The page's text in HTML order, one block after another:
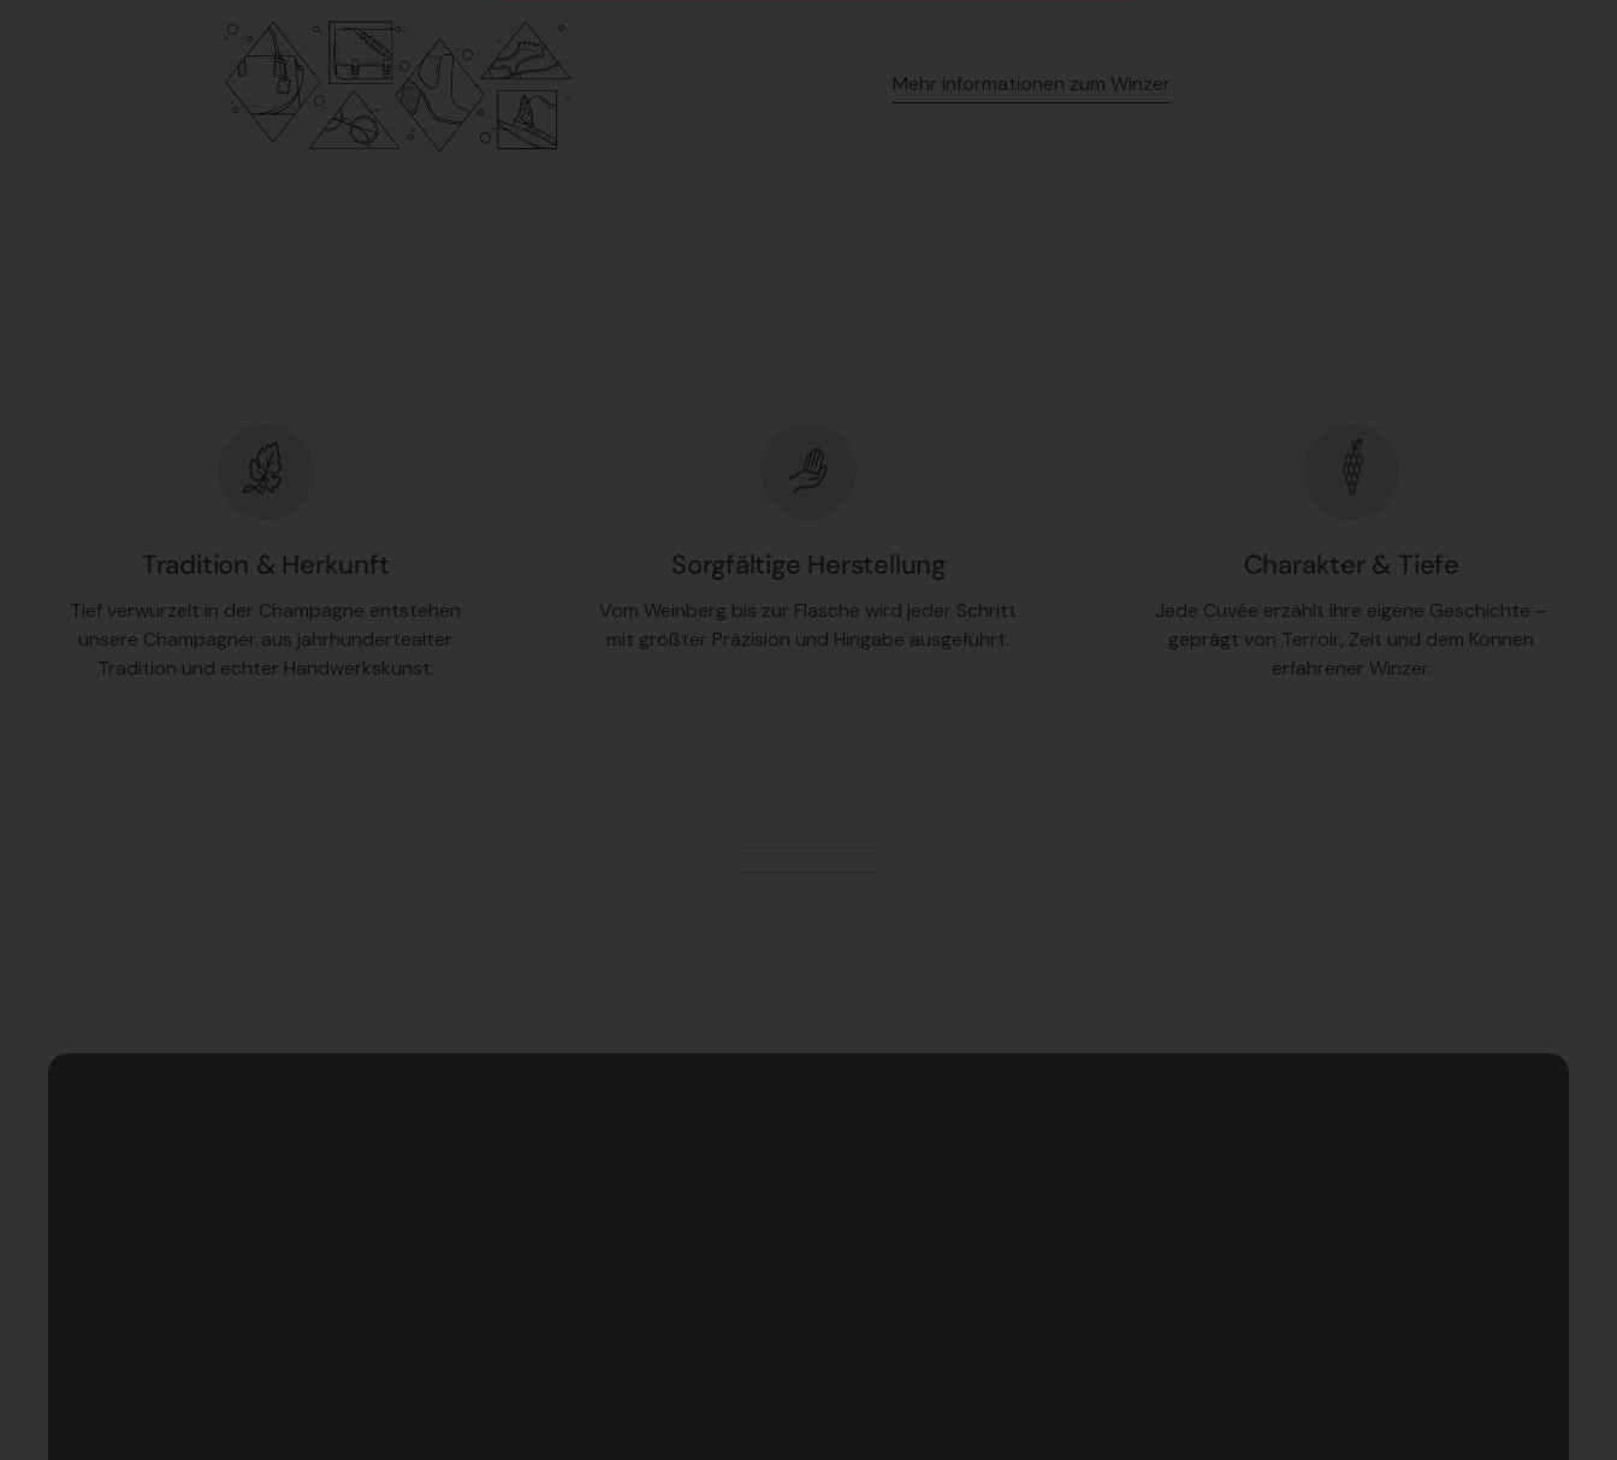
Mehr informationen zum Winzer
Tradition & Herkunft
Tief verwurzelt in der Champagne entstehen
unsere Champagner aus jahrhundertealter
Tradition und echter Handwerkskunst.
Sorgfältige Herstellung
Vom Weinberg bis zur Flasche wird jeder Schritt
mit größter Präzision und Hingabe ausgeführt.
Charakter & Tiefe
Jede Cuvée erzählt ihre eigene Geschichte –
geprägt von Terroir, Zeit und dem Können
erfahrener Winzer.